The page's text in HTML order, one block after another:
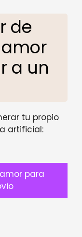
de
a un
tu propio
artificial:
para